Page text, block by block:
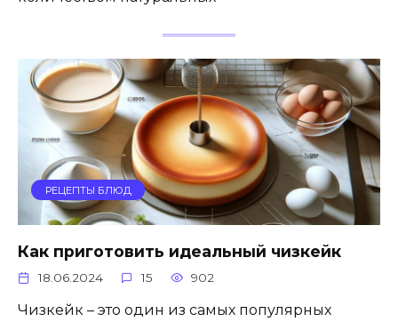
РЕЦЕПТЫ БЛЮД
Как приготовить идеальный чизкейк
18.06.2024 15 902
Чизкейк – это один из самых популярных